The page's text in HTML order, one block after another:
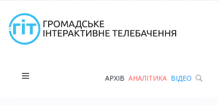
АРХІВ АНАЛІТИКА ВІДЕО